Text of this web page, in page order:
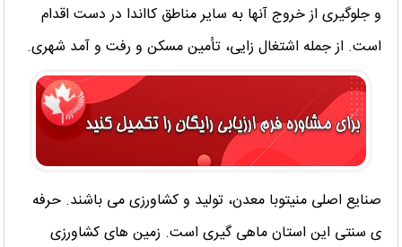
و جلوگیری از خروج آنها به سایر مناطق کااندا در دست اقدام
است. از جمله اشتغال زایی، تأمین مسکن و رفت و آمد شهری.
صنایع اصلی منیتوبا معدن، تولید و کشاورزی می باشند. حرفه
ی سنتی این استان ماهی گیری است. زمین های کشاورزی